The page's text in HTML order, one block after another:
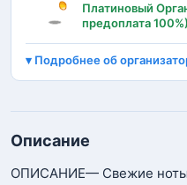
Платиновый
предоплата 100%)
Подробнее об
Описание
ОПИСАНИЕ— Свежие ноты